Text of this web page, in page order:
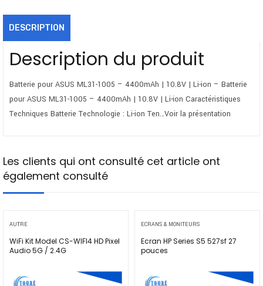
DESCRIPTION
Description du produit
Batterie pour ASUS ML31-1005 – 4400mAh | 10.8V | Li-ion – Batterie
pour ASUS ML31-1005 – 4400mAh | 10.8V | Li-ion Caractéristiques
Techniques Batterie Technologie : Li-ion Ten…Voir la présentation
Les clients qui ont consulté cet article ont
également consulté
AUTRE
WiFi Kit Model CS-WIFI4 HD Pixel
Audio 5G / 2.4G
ECRANS & MONITEURS
Ecran HP Series S5 527sf 27
pouces